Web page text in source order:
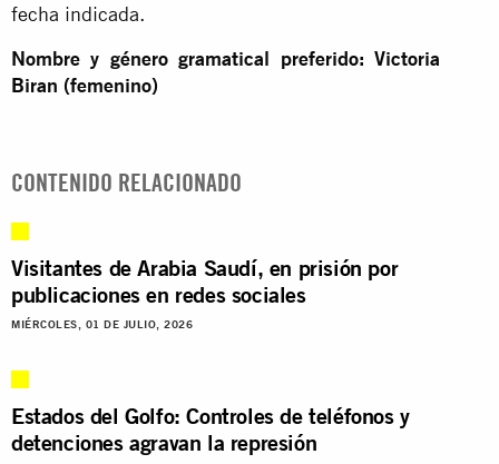
fecha indicada.
Nombre y género gramatical preferido: Victoria
Biran (femenino)
CONTENIDO RELACIONADO
Visitantes de Arabia Saudí, en prisión por
publicaciones en redes sociales
MIÉRCOLES, 01 DE JULIO, 2026
Estados del Golfo: Controles de teléfonos y
detenciones agravan la represión